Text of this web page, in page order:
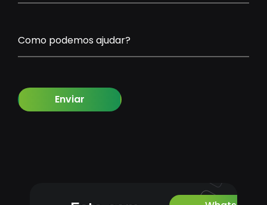
Como podemos ajudar?
Enviar